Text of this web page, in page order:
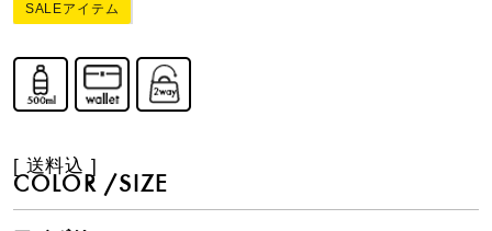
SALEアイテム
送料込
COLOR SIZE